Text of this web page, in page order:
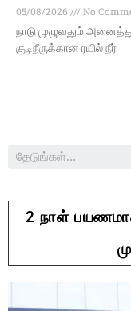
05/08/2026
No
நாடு முழுவதும்
குடிநீருக்கான ரயில் நீர்
2 நாள்